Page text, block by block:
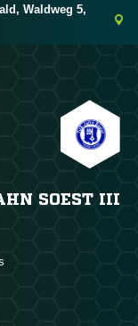
Waldweg 5,
SOEST III